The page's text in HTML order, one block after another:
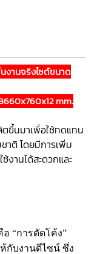
งานจริงไซต์ขนาด
mm.
ขึ้นมาเพื่อใช้ทดแทน
าติ โดยมีการเพิ่ม
งานได้สะดวกและ
“การดัดโค้ง”
กับงานดีไซน์ ซึ่ง